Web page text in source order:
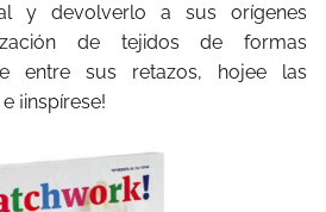
y devolverlo a sus orígenes
de tejidos de formas
entre sus retazos, hojee las
¡inspírese!